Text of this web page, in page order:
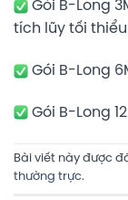
Gói B-Long
tích lũy tối
Gói B-Long
Gói B-Long
Bài viết này được
thường trực.